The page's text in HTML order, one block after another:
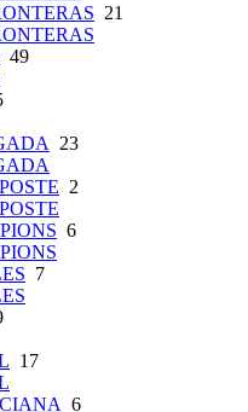
21
49
23
2
6
7
17
6